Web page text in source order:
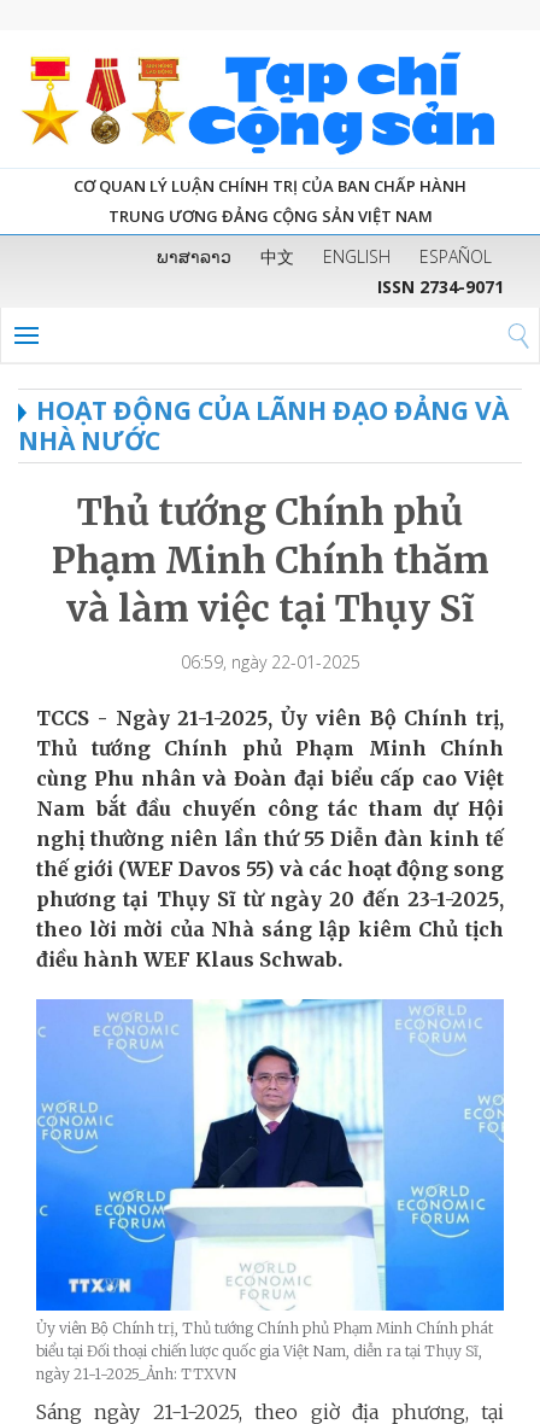
CƠ QUAN LÝ LUẬN CHÍNH TRỊ CỦA BAN CHẤP HÀNH
TRUNG ƯƠNG ĐẢNG CỘNG SẢN VIỆT NAM
ພາສາລາວ 中文 ENGLISH
ESPAÑOL
ISSN 2734-9071
HOẠT ĐỘNG CỦA LÃNH ĐẠO ĐẢNG VÀ
NHÀ NƯỚC
Thủ tướng Chính phủ
Phạm Minh Chính thăm
và làm việc tại Thụy Sĩ
06:59, ngày 22-01-2025
TCCS - Ngày 21-1-2025, Ủy viên Bộ Chính trị,
Thủ tướng Chính phủ Phạm Minh Chính
cùng Phu nhân và Đoàn đại biểu cấp cao Việt
Nam bắt đầu chuyến công tác tham dự Hội
nghị thường niên lần thứ 55 Diễn đàn kinh tế
thế giới (WEF Davos 55) và các hoạt động song
phương tại Thụy Sĩ từ ngày 20 đến 23-1-2025,
theo lời mời của Nhà sáng lập kiêm Chủ tịch
điều hành WEF Klaus Schwab.
Ủy viên Bộ Chính trị, Thủ tướng Chính phủ Phạm Minh Chính phát
biểu tại Đối thoại chiến lược quốc gia Việt Nam, diễn ra tại Thụy Sĩ,
ngày 21-1-2025_Ảnh: TTXVN
Sáng ngày 21-1-2025, theo giờ địa phương, tại